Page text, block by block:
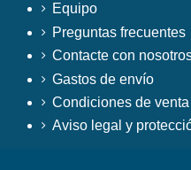
Equipo
Preguntas frecuentes
Contacte con
Gastos de envío
Condiciones de venta
Aviso legal y